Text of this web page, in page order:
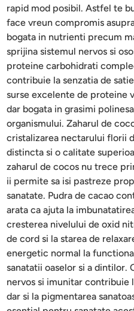
rapid mod posibil. Astfel te
face vreun compromis
bogata in nutrienti precum
sprijina sistemul nervos si
proteine carbohidrati
contribuie la senzatia de
surse excelente de proteine
dar bogata in grasimi
organismului. Zaharul de
cristalizarea nectarului florii
distincta si o calitate
zaharul de cocos nu trece
ii permite sa isi pastreze
sanatate. Pudra de cacao
arata ca ajuta la
cresterea nivelului de oxid
de cord si la starea de
energetic normal la
sanatatii oaselor si a dintilor.
nervos si imunitar contribuie
dar si la pigmentarea